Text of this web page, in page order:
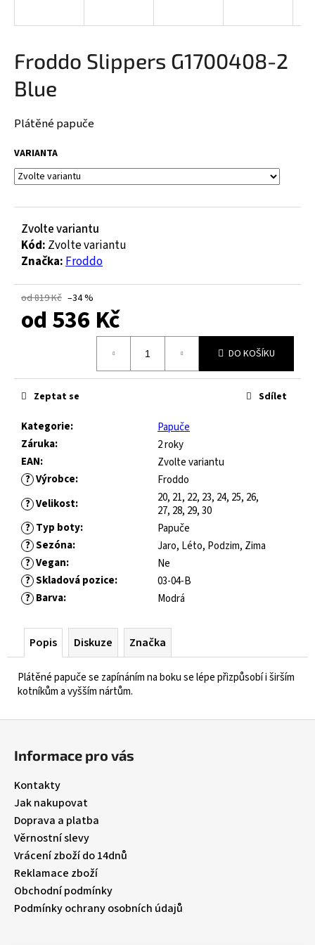
Froddo Slippers G1700408-2
Blue
Plátěné papuče
VARIANTA
Zvolte variantu
Kód: Zvolte variantu
Značka:Froddo
od 819 Kč –34 %
od 536 Kč
DO KOŠÍKU
Kategorie:
Papuče
Záruka:
2 roky
EAN:
Zvolte variantu
? Výrobce:
Froddo
? Velikost:
20, 21, 22, 23, 24, 25, 26,
27, 28, 29, 30
? Typ boty:
Papuče
? Sezóna:
Jaro, Léto, Podzim, Zima
? Vegan:
Ne
? Skladová pozice:
03-04-B
? Barva: Modrá
Zeptat se Sdílet
Popis Diskuze Značka
Plátěné papuče se zapínáním na boku se lépe přizpůsobí i širším
kotníkům a vyšším nártům.
í
t
?
D
o
p
o
r
u
m
JOMA
HORIZON
JUNIOR
BAREFOOT
ROYAL
BLUE
547
Kč
Původně:
821
Kč
Informace pro vás
Kontakty
Jak nakupovat
Doprava a platba
Věrnostní slevy
Vrácení zboží do 14dnů
Reklamace zboží
Obchodní podmínky
Podmínky ochrany osobních údajů